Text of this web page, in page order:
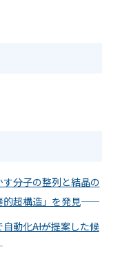
――分子の整列と結晶の
超構造」を発見――
動化――AIが提案した候